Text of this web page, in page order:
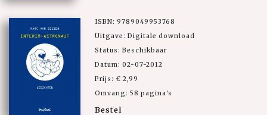
ISBN: 9789049953768
Uitgave: Digitale download
Status: Beschikbaar
Datum: 02-07-2012
Prijs: € 2,99
Omvang: 58 pagina's
Bestel